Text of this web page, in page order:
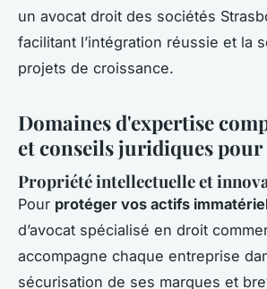
un avocat droit des sociétés
facilitant l’intégration réussie et la
projets de croissance.
Domaines d'expertise
et conseils juridiques
Propriété intellectuelle et
Pour protéger vos actifs
d’avocat spécialisé en droit
accompagne chaque entreprise
sécurisation de ses marques et